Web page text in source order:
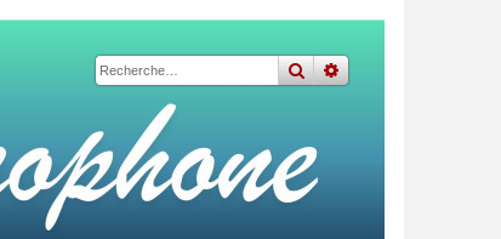
rechercher
recherche